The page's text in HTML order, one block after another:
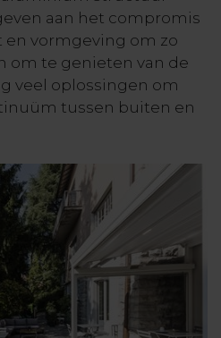
aan het compromis
vormgeving om zo
om te genieten van de
veel oplossingen om
tussen buiten en